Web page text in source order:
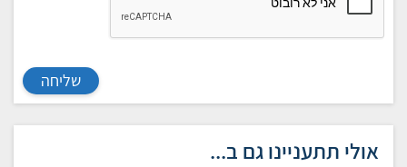
שליחה
אולי תתעניינו גם ב...